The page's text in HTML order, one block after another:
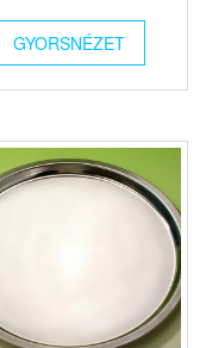
GYORSNÉZET